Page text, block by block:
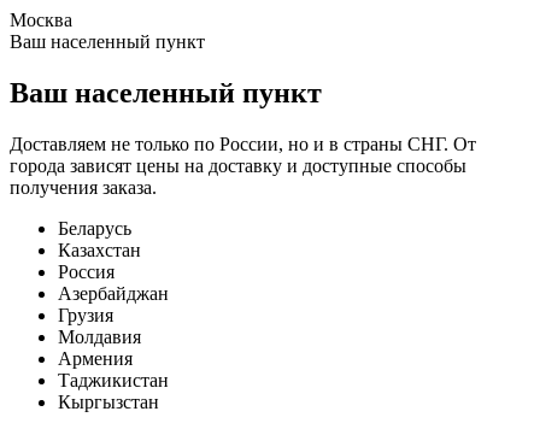
Москва
Ваш населенный пункт
Ваш населенный пункт
Доставляем не только по России, но и в страны СНГ. От
города зависят цены на доставку и доступные способы
получения заказа.
Беларусь
Казахстан
Россия
Азербайджан
Грузия
Молдавия
Армения
Таджикистан
Кыргызстан